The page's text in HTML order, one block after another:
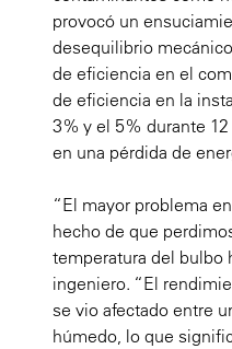
provocó un
desequilibrio
de eficiencia en el
de eficiencia en la
3% y el 5% durante
en una pérdida de
“El mayor problema
hecho de que
temperatura del bulbo
ingeniero. “El
se vio afectado entre
húmedo, lo que